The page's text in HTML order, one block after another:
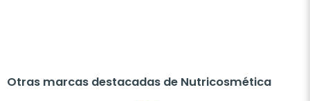
Otras marcas destacadas de Nutricosmética